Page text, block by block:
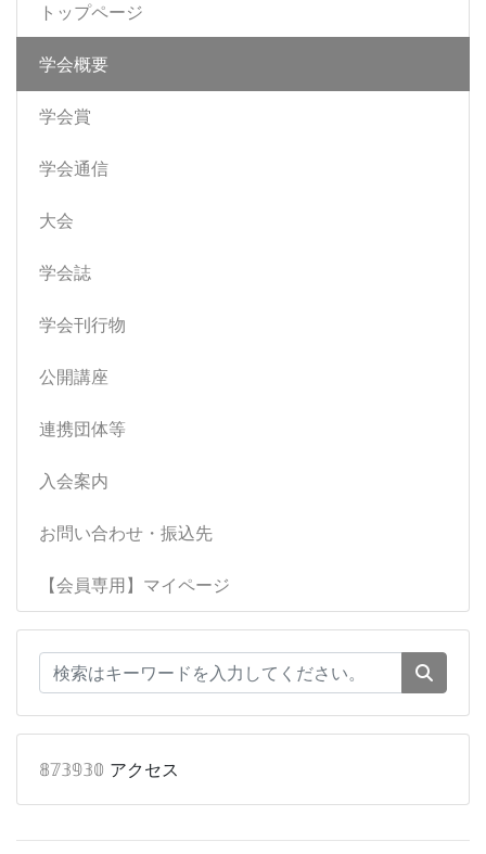
トップページ
学会概要
学会賞
学会通信
大会
学会誌
学会刊行物
公開講座
連携団体等
入会案内
お問い合わせ・振込先
【会員専用】マイページ
𝟠𝟟𝟛𝟡𝟛𝟘 アクセス